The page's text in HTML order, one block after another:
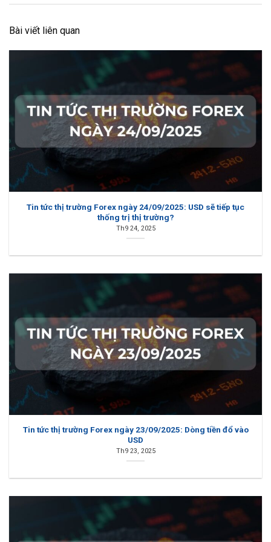
Bài viết liên quan
Tin tức thị trường Forex ngày 24/09/2025: USD sẽ tiếp tục
thống trị thị trường?
Th9 24, 2025
Tin tức thị trường Forex ngày 23/09/2025: Dòng tiền đổ vào
USD
Th9 23, 2025